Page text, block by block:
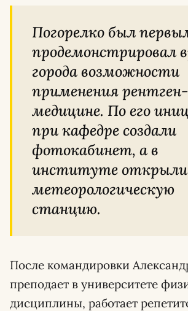
Погорелко был первым, кто
продемонстрировал
города возможности
применения
медицине. По его
при кафедре создали
фотокабинет, а в
институте открыли
метеорологическую
станцию.
После командировки
преподает в университете
дисциплины, работает